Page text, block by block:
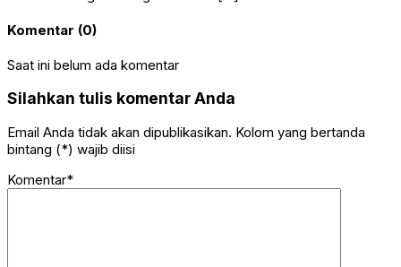
Komentar (0)
Saat ini belum ada komentar
Silahkan tulis komentar Anda
Email Anda tidak akan dipublikasikan. Kolom yang bertanda
bintang (*) wajib diisi
Komentar*